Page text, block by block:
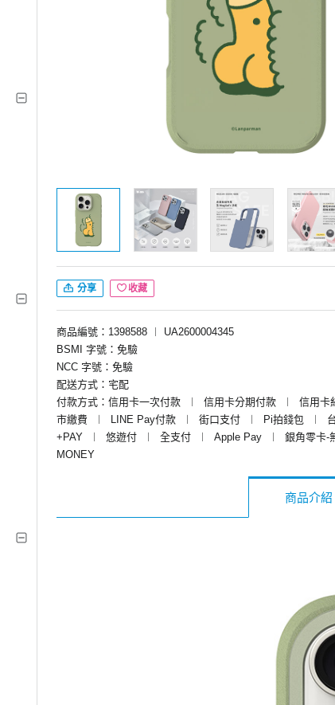
分享 收藏
商品編號：1398588 ︱
UA2600004345
BSMI 字號：免驗
NCC 字號：免驗
配送方式：宅配
付款方式：信用卡一次付款
︱ 信用卡分期付款 ︱ 信用卡
市繳費
︱ LINE Pay付款 ︱ 街口支付 ︱ Pi拍錢包 ︱
+PAY
︱ 悠遊付 ︱ 全支付 ︱ Apple Pay ︱ 銀角零卡-
MONEY
商品介紹